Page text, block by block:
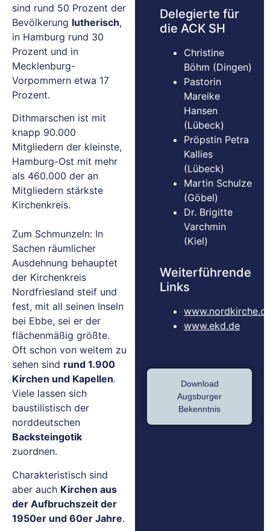
sind rund 50 Prozent der
Bevölkerung lutherisch,
in Hamburg rund 30
Prozent und in
Mecklenburg-
Vorpommern etwa 17
Prozent.
Dithmarschen ist mit
knapp 90.000
Mitgliedern der kleinste,
Hamburg-Ost mit mehr
als 460.000 der an
Mitgliedern stärkste
Kirchenkreis.
Zum Schmunzeln: In
Sachen räumlicher
Ausdehnung behauptet
der Kirchenkreis
Nordfriesland steif und
fest, mit all seinen Inseln
bei Ebbe, sei er der
flächenmäßig größte.
Oft schon von weitem zu
sehen sind rund 1.900
Kirchen und Kapellen.
Viele lassen sich
baustilistisch der
norddeutschen
Backsteingotik
zuordnen.
Charakteristisch sind
aber auch Kirchen aus
der Aufbruchszeit der
1950er und 60er Jahre.
Delegierte für
die ACK SH
Christine
Böhm (Dingen)
Pastorin
Mareike
Hansen
(Lübeck)
Pröpstin Petra
Kallies
(Lübeck)
Martin Schulze
(Göbel)
Dr. Brigitte
Varchmin
(Kiel)
Weiterführende
Links
www.ekd.de
Download
Augsburger
Bekenntnis